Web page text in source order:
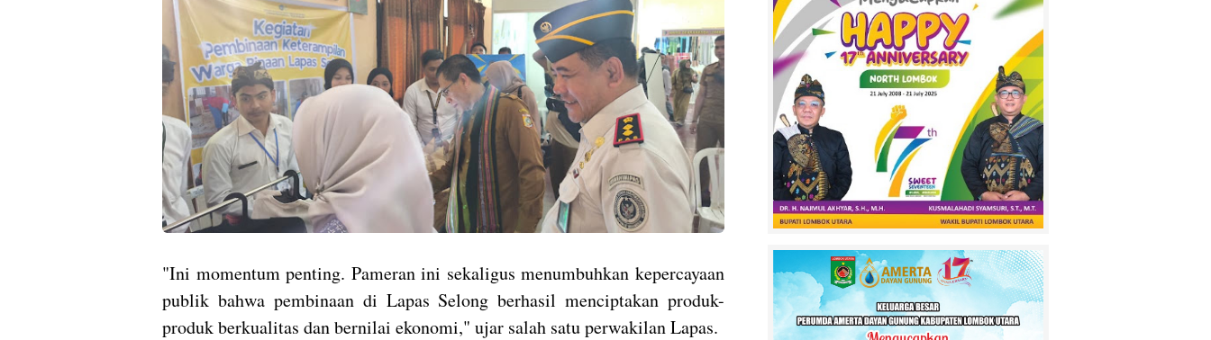
"Ini momentum penting. Pameran ini sekaligus menumbuhkan kepercayaan
publik bahwa pembinaan di Lapas Selong berhasil menciptakan produk-
produk berkualitas dan bernilai ekonomi," ujar salah satu perwakilan Lapas.